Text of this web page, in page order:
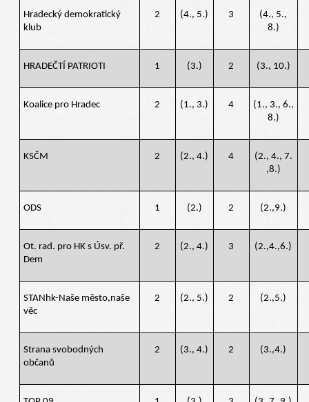
Hradecký demokratický
klub
2 (4., 5.) 3
(4., 5.,
8.)
HRADEČTÍ PATRIOTI 1 (3.) 2 (3., 10.)
Koalice pro Hradec 2 (1., 3.) 4
(1., 3., 6.,
8.)
KSČM 2 (2., 4.) 4
(2., 4., 7.
,8.)
ODS 1 (2.) 2 (2.,9.)
Ot. rad. pro HK s Úsv. př.
Dem
2 (2., 4.) 3 (2.,4.,6.)
STANhk-Naše město,naše
věc
2 (2., 5.) 2 (2.,5.)
Strana svobodných
občanů
2 (3., 4.) 2 (3.,4.)